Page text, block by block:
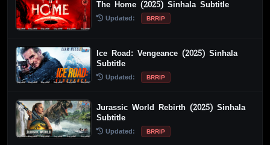
The Home (2025) Sinhala Subtitle
Updated: BRRIP
Ice Road: Vengeance (2025) Sinhala
Subtitle
Updated: BRRIP
Jurassic World Rebirth (2025) Sinhala
Subtitle
Updated: BRRIP